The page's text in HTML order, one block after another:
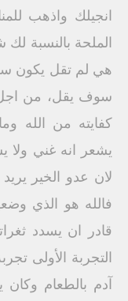
انجيلك واذهب
الملحة بالنسبة
هي لم تقل يكون
سوف يقل، من اجل
كفايته من الله
يشعر انه غني ولا
لان عدو الخير يريد
فالله هو الذي
قادر ان يسدد
التجربة الأولى
آدم بالطعام